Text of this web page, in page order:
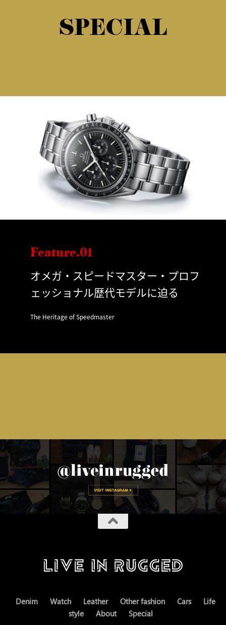
SPECIAL
Feature.01
オメガ・スピードマスター・プロフ
ェッショナル歴代モデルに迫る
The Heritage of Speedmaster
Denim Watch Leather Other fashion Cars
Life
style
About Special